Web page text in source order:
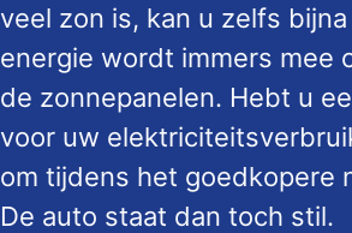
veel zon is, kan u zelfs
energie wordt immers mee
de zonnepanelen. Hebt u
voor uw
om tijdens het goedkopere
De auto staat dan toch stil.